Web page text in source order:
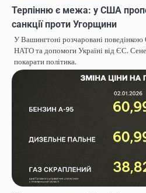
Терпінню є межа: у США
санкції проти Угорщини
У Вашингтоні розчаровані
НАТО та допомоги Україні від ЄС.
покарати політика.